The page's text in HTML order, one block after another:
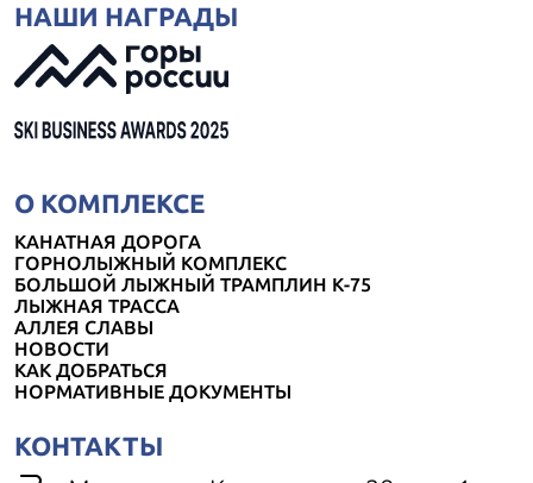
НАШИ НАГРАДЫ
О КОМПЛЕКСЕ
КАНАТНАЯ ДОРОГА
ГОРНОЛЫЖНЫЙ КОМПЛЕКС
БОЛЬШОЙ ЛЫЖНЫЙ ТРАМПЛИН К-75
ЛЫЖНАЯ ТРАССА
АЛЛЕЯ СЛАВЫ
НОВОСТИ
КАК ДОБРАТЬСЯ
НОРМАТИВНЫЕ ДОКУМЕНТЫ
КОНТАКТЫ